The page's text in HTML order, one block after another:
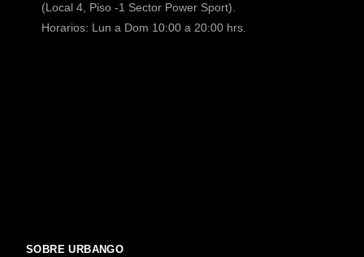
(Local 4, Piso -1 Sector Power Sport).
Horarios: Lun a Dom 10:00 a 20:00 hrs.
SOBRE URBANGO